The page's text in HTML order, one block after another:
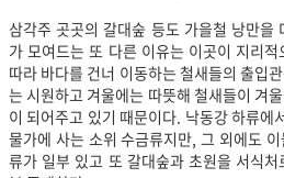
삼각주 곳곳의 갈대숲 등도 가을철 낭만을
가 모여드는 또 다른 이유는 이곳이 지리
따라 바다를 건너 이동하는 철새들의 출입
는 시원하고 겨울에는 따뜻해 철새들이 겨
이 되어주고 있기 때문이다. 낙동강 하류에
물가에 사는 소위 수금류지만, 그 외에도
류가 일부 있고 또 갈대숲과 초원을 서식